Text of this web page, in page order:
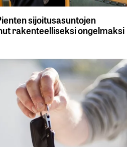
sijoitusasuntojen
rakenteelliseksi ongelmaksi